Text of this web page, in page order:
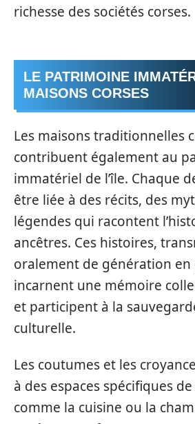
richesse des sociétés corses.
LE PATRIMOINE
MAISONS CORSES
Les maisons traditionnelles
contribuent également au
immatériel de l’île. Chaque
être liée à des récits, des
légendes qui racontent
ancêtres. Ces histoires,
oralement de génération
incarnent une mémoire
et participent à la
culturelle.
Les coutumes et les
à des espaces spécifiques
comme la cuisine ou la